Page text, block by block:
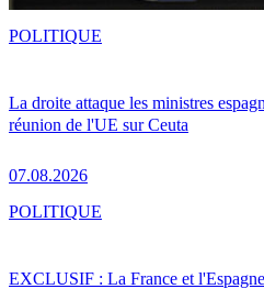
La droite attaque les ministres
réunion de l'UE sur Ceuta
07.08.2026
POLITIQUE
EXCLUSIF : La France et
POLITIQUE